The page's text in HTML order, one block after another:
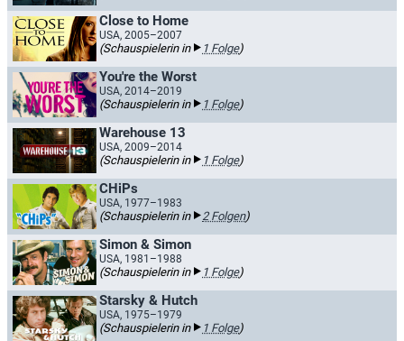
Close to Home
USA, 2005–2007
(Schauspielerin in 1 Folge)
You're the Worst
USA, 2014–2019
(Schauspielerin in 1 Folge)
Warehouse 13
USA, 2009–2014
(Schauspielerin in 1 Folge)
CHiPs
USA, 1977–1983
(Schauspielerin in 2 Folgen)
Simon & Simon
USA, 1981–1988
(Schauspielerin in 1 Folge)
Starsky & Hutch
USA, 1975–1979
(Schauspielerin in 1 Folge)